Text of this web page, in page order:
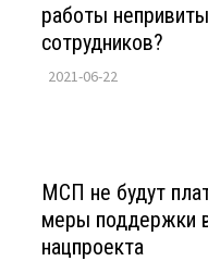
работы
сотрудников?
2021-06-22
МСП не будут
меры поддержки
нацпроекта